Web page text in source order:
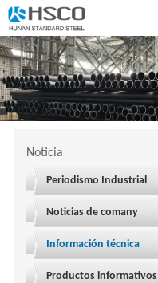
Noticia
Periodismo Industrial
Noticias de comany
Información técnica
Productos informativos